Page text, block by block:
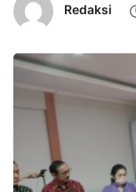
Redaksi